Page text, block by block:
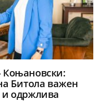
Коњановски:
Битола важен
и одржлива